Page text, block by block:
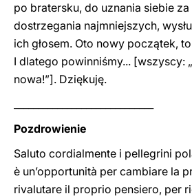
po bratersku, do uznania siebie
dostrzegania najmniejszych,
ich głosem. Oto nowy początek,
I dlatego powinniśmy... [wszyscy:
nowa!”]. Dziękuję.
Pozdrowienie
Saluto cordialmente i pellegrini
è un’opportunità per cambiare la
rivalutare il proprio pensiero, per